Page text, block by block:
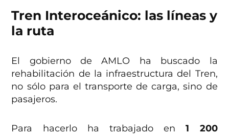
Tren Interoceánico: las líneas y
la ruta
El gobierno de AMLO ha buscado la
rehabilitación de la infraestructura del Tren,
no sólo para el transporte de carga, sino de
pasajeros.
Para hacerlo ha trabajado en 1 200